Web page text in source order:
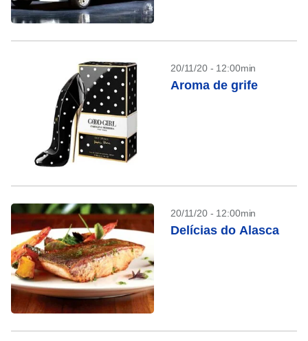
20/11/20 - 12:00min
Aroma de grife
20/11/20 - 12:00min
Delícias do Alasca